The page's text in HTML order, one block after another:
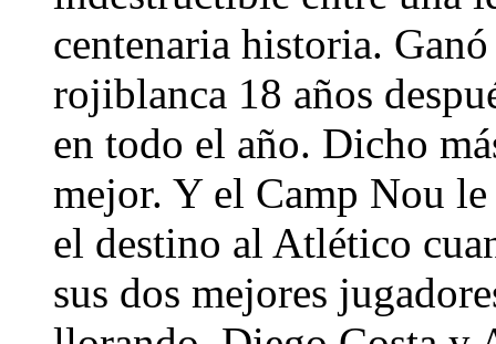
centenaria historia.
rojiblanca 18 años
en todo el año. Dicho
mejor. Y el Camp Nou
el destino al Atlético
sus dos mejores